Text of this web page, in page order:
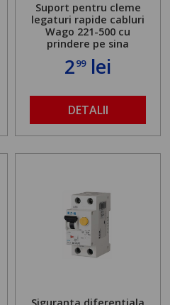
Suport pentru cleme
legaturi rapide cabluri
Wago 221-500 cu
prindere pe sina
299lei
DETALII
Siguranta diferentiala